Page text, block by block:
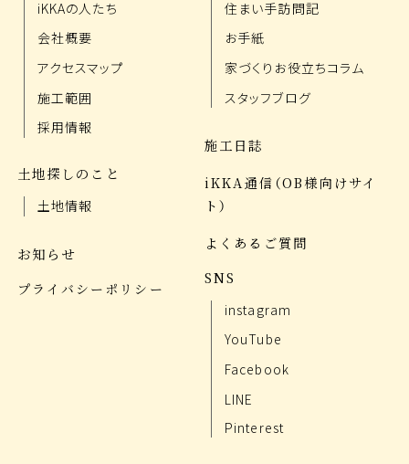
iKKAの人たち
会社概要
アクセスマップ
施工範囲
採用情報
土地探しのこと
土地情報
お知らせ
プライバシーポリシー
住まい手訪問記
お手紙
家づくりお役立ちコラム
スタッフブログ
施工日誌
iKKA通信（OB様向けサイ
ト）
よくあるご質問
SNS
instagram
YouTube
Facebook
LINE
Pinterest